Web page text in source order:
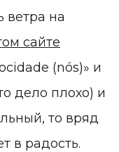
ветра на
сайте
(nós)» и
дело плохо) и
то вряд
в радость.